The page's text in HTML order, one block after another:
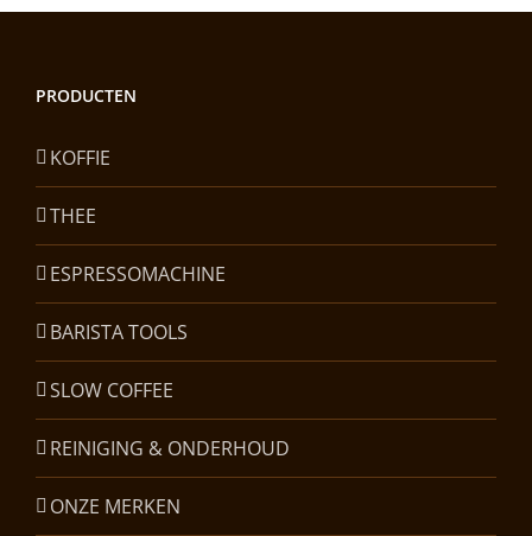
PRODUCTEN
KOFFIE
THEE
ESPRESSOMACHINE
BARISTA TOOLS
SLOW COFFEE
REINIGING & ONDERHOUD
ONZE MERKEN